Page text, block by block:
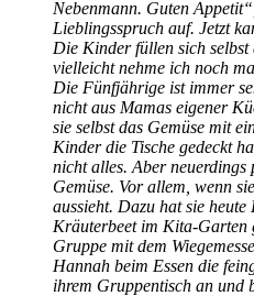
Nebenmann. Guten
Lieblingsspruch auf. Jetzt
Die Kinder füllen sich selbst
vielleicht nehme ich noch
Die Fünfjährige ist immer
nicht aus Mamas eigener
sie selbst das Gemüse mit
Kinder die Tische gedeckt
nicht alles. Aber neuerdings
Gemüse. Vor allem, wenn
aussieht. Dazu hat sie heute
Kräuterbeet im Kita-Garten
Gruppe mit dem
Hannah beim Essen die
ihrem Gruppentisch an und